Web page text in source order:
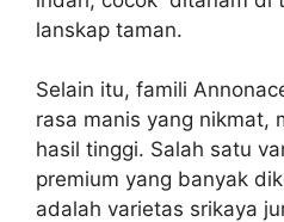
lanskap taman.
Selain itu, famili
rasa manis yang nikmat,
hasil tinggi. Salah satu
premium yang banyak
adalah varietas srikaya